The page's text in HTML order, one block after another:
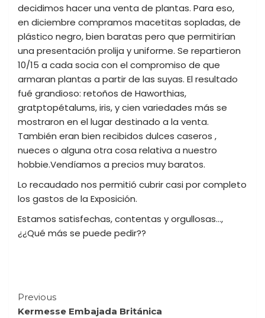
decidimos hacer una venta de plantas. Para eso,
en diciembre compramos macetitas sopladas, de
plástico negro, bien baratas pero que permitirían
una presentación prolija y uniforme. Se repartieron
10/15 a cada socia con el compromiso de que
armaran plantas a partir de las suyas. El resultado
fué grandioso: retoños de Haworthias,
gratptopétalums, iris, y cien variedades más se
mostraron en el lugar destinado a la venta.
También eran bien recibidos dulces caseros ,
nueces o alguna otra cosa relativa a nuestro
hobbie.Vendíamos a precios muy baratos.
Lo recaudado nos permitió cubrir casi por completo
los gastos de la Exposición.
Estamos satisfechas, contentas y orgullosas…,
¿¿Qué más se puede pedir??
Continue
Previous
Kermesse Embajada Británica